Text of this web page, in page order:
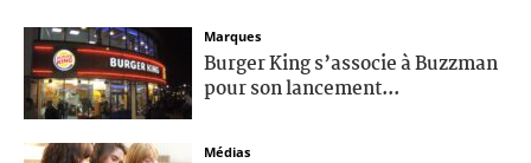
Marques
Burger King s’associe à Buzzman
pour son lancement...
Médias